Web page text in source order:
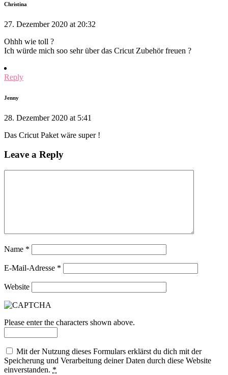
Christina
27. Dezember 2020 at 20:32
Ohhh wie toll ?
Ich würde mich soo sehr über das Cricut Zubehör freuen ?
Reply
Jenny
28. Dezember 2020 at 5:41
Das Cricut Paket wäre super !
Leave a Reply
Name *
E-Mail-Adresse *
Website
Please enter the characters shown above.
Mit der Nutzung dieses Formulars erklärst du dich mit der
Speicherung und Verarbeitung deiner Daten durch diese Website
einverstanden. *